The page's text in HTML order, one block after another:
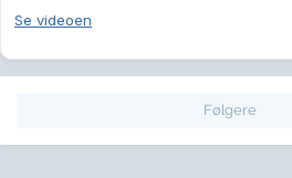
Se videoen
Følgere